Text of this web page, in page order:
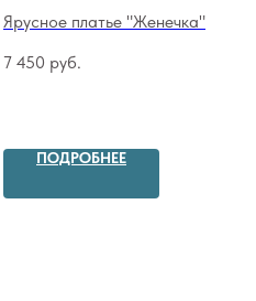
Ярусное платье "Женечка"
7 450 руб.
ПОДРОБНЕЕ